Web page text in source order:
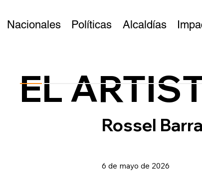
Nacionales Políticas Alcaldías
EL
Rossel
6 de mayo de 2026